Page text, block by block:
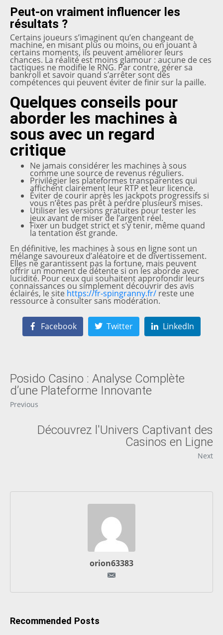
Peut-on vraiment influencer les
résultats ?
Certains joueurs s’imaginent qu’en changeant de
machine, en misant plus ou moins, ou en jouant à
certains moments, ils peuvent améliorer leurs
chances. La réalité est moins glamour : aucune de ces
tactiques ne modifie le RNG. Par contre, gérer sa
bankroll et savoir quand s’arrêter sont des
compétences qui peuvent éviter de finir sur la paille.
Quelques conseils pour
aborder les machines à
sous avec un regard
critique
Ne jamais considérer les machines à sous
comme une source de revenus réguliers.
Privilégier les plateformes transparentes qui
affichent clairement leur RTP et leur licence.
Éviter de courir après les jackpots progressifs si
vous n’êtes pas prêt à perdre plusieurs mises.
Utiliser les versions gratuites pour tester les
jeux avant de miser de l’argent réel.
Fixer un budget strict et s’y tenir, même quand
la tentation est grande.
En définitive, les machines à sous en ligne sont un
mélange savoureux d’aléatoire et de divertissement.
Elles ne garantissent pas la fortune, mais peuvent
offrir un moment de détente si on les aborde avec
lucidité. Pour ceux qui souhaitent approfondir leurs
connaissances ou simplement découvrir des avis
éclairés, le site https://fr-spingranny.fr/ reste une
ressource à consulter sans modération.
Facebook Twitter LinkedIn
Posido Casino : Analyse Complète
d’une Plateforme Innovante
Previous
Découvrez l'Univers Captivant des
Casinos en Ligne
Next
orion63383
Recommended Posts